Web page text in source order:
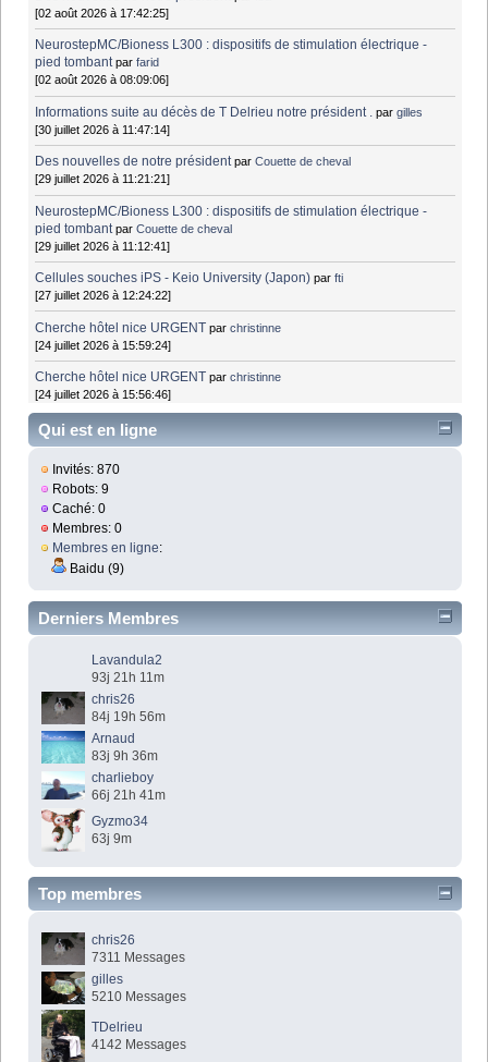
[02 août 2026 à 17:42:25]
NeurostepMC/Bioness L300 : dispositifs de stimulation électrique -
pied tombant parfarid
[02 août 2026 à 08:09:06]
Informations suite au décès de T Delrieu notre président . pargilles
[30 juillet 2026 à 11:47:14]
Des nouvelles de notre président parCouette de cheval
[29 juillet 2026 à 11:21:21]
NeurostepMC/Bioness L300 : dispositifs de stimulation électrique -
pied tombant parCouette de cheval
[29 juillet 2026 à 11:12:41]
Cellules souches iPS - Keio University (Japon) parfti
[27 juillet 2026 à 12:24:22]
Cherche hôtel nice URGENT parchristinne
[24 juillet 2026 à 15:59:24]
Cherche hôtel nice URGENT parchristinne
[24 juillet 2026 à 15:56:46]
Qui est en ligne
Invités: 870
Robots: 9
Caché: 0
Membres: 0
Membres en ligne:
Baidu (9)
Derniers Membres
Lavandula2
93j 21h 11m
chris26
84j 19h 56m
Arnaud
83j 9h 36m
charlieboy
66j 21h 41m
Gyzmo34
63j 9m
Top membres
chris26
7311 Messages
gilles
5210 Messages
TDelrieu
4142 Messages